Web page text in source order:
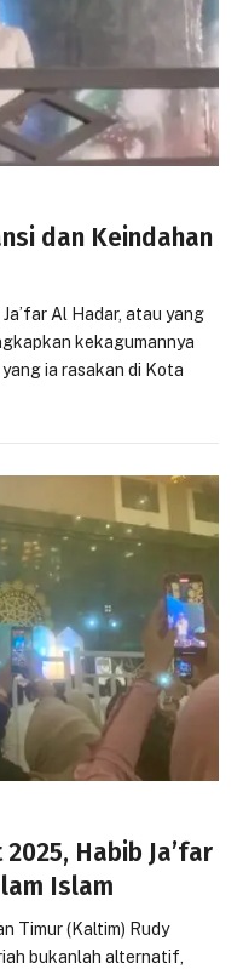
dan Keindahan
Al Hadar, atau yang
kekagumannya
ia rasakan di Kota
Habib Ja’far
Islam
Timur (Kaltim) Rudy
bukanlah alternatif,